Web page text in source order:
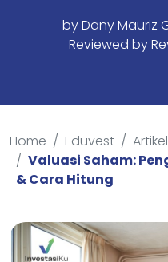
byDany Mauriz
Reviewed by
Home Eduvest
Artikel
Valuasi Saham:
& Cara Hitung